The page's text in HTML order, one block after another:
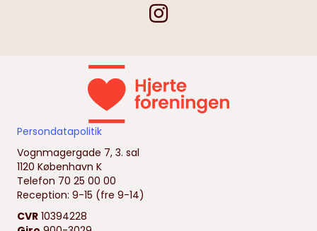
Persondatapolitik
Vognmagergade 7, 3. sal
1120 København K
Telefon 70 25 00 00
Reception: 9-15 (fre 9-14)
CVR 10394228